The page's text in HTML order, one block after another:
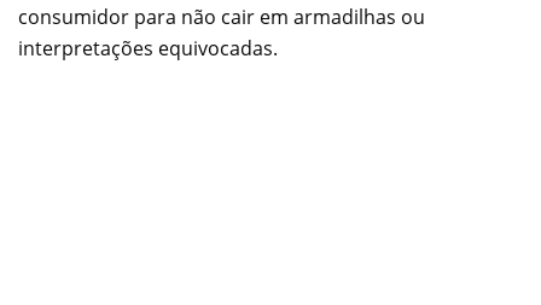
consumidor para não cair em armadilhas ou
interpretações equivocadas.